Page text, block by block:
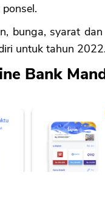
bunga, syarat
untuk tahun
Bank